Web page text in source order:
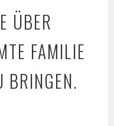
ÜBER
FAMILIE
BRINGEN.